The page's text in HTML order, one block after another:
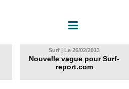
Surf | Le 26/02/2013
Nouvelle vague pour Surf-
report.com